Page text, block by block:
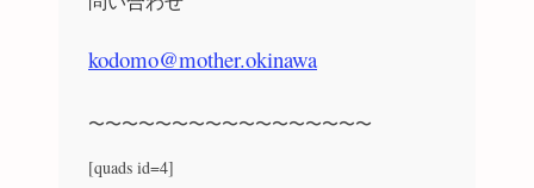
kodomo@mother.okinawa
〜〜〜〜〜〜〜〜〜〜〜〜〜〜〜〜〜
[quads id=4]